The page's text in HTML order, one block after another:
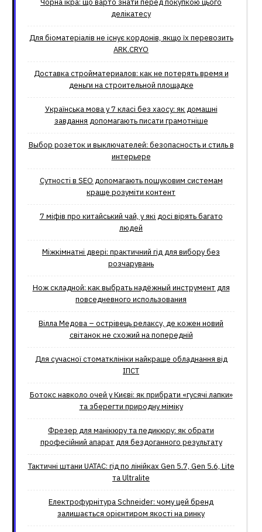
Чорна ікра: що варто знати перед покупкою цього
делікатесу
Для біоматеріалів не існує кордонів, якщо їх перевозить
ARK.CRYO
Доставка стройматериалов: как не потерять время и
деньги на строительной площадке
Українська мова у 7 класі без хаосу: як домашні
завдання допомагають писати грамотніше
Выбор розеток и выключателей: безопасность и стиль в
интерьере
Сутності в SEO допомагають пошуковим системам
краще розуміти контент
7 міфів про китайський чай, у які досі вірять багато
людей
Міжкімнатні двері: практичний гід для вибору без
розчарувань
Нож складной: как выбрать надёжный инструмент для
повседневного использования
Вілла Медова – острівець релаксу, де кожен новий
світанок не схожий на попередній
Для сучасної стоматклініки найкраще обладнання від
ІПСТ
Ботокс навколо очей у Києві: як прибрати «гусячі лапки»
та зберегти природну міміку
Фрезер для манікюру та педикюру: як обрати
професійний апарат для бездоганного результату
Тактичні штани UATAC: гід по лінійках Gen 5.7, Gen 5.6, Lite
та Ultralite
Електрофурнітура Schneider: чому цей бренд
залишається орієнтиром якості на ринку